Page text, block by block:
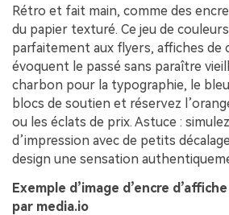
Rétro et fait main, comme des
du papier texturé. Ce jeu de
parfaitement aux flyers, affiches de
évoquent le passé sans paraître
charbon pour la typographie, le
blocs de soutien et réservez
ou les éclats de prix. Astuce :
d’impression avec de petits
design une sensation
Exemple d’image d’encre
par media.io